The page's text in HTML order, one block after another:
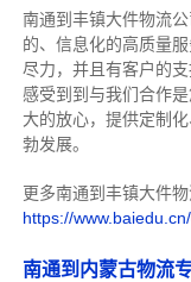
南通到丰镇大件物流
的、信息化的高质量
尽力， 并且有客户的
感受到到与我们合作
大的放心， 提供定制
勃发展。
更多南通到丰镇大件
https://
南通到内蒙古物流